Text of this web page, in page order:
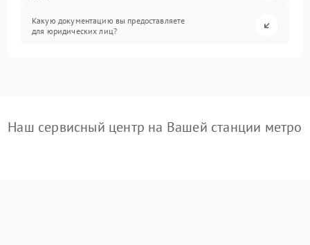
Какую документацию вы предоставляете
для юридических лиц?
Наш сервисный центр на Вашей станции метро